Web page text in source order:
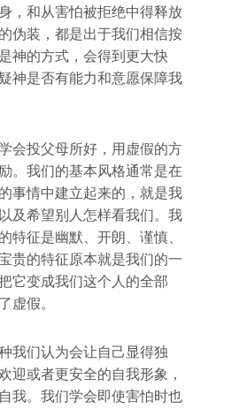
，和从害怕被拒绝中得释放
伪装，都是出于我们相信按
神的方式，会得到更大快
神是否有能力和意愿保障我
会投父母所好，用虚假的方
。我们的基本风格通常是在
事情中建立起来的，就是我
及希望别人怎样看我们。我
特征是幽默、开朗、谨慎、
贵的特征原本就是我们的一
它变成我们这个人的全部
虚假。
我们认为会让自己显得独
迎或者更安全的自我形象，
我。我们学会即使害怕时也